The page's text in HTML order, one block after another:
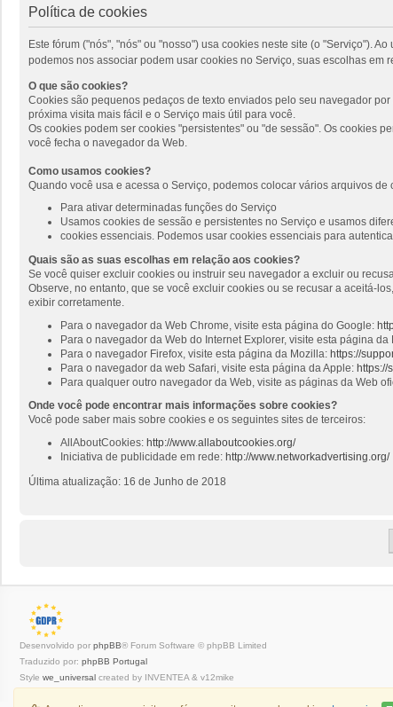
Política de cookies
Este fórum ("nós", "nós" ou "nosso") usa cookies neste site (o "Serviço").
podemos nos associar podem usar cookies no Serviço, suas escolhas em
O que são cookies?
Cookies são pequenos pedaços de texto enviados pelo seu navegador
próxima visita mais fácil e o Serviço mais útil para você.
Os cookies podem ser cookies "persistentes" ou "de sessão". Os cookies
você fecha o navegador da Web.
Como usamos cookies?
Quando você usa e acessa o Serviço, podemos colocar vários arquivos
Para ativar determinadas funções do Serviço
Usamos cookies de sessão e persistentes no Serviço e usamos
cookies essenciais. Podemos usar cookies essenciais para
Quais são as suas escolhas em relação aos cookies?
Se você quiser excluir cookies ou instruir seu navegador a excluir ou
Observe, no entanto, que se você excluir cookies ou se recusar a aceitá-
exibir corretamente.
Para o navegador da Web Chrome, visite esta página do Google:
Para o navegador da Web do Internet Explorer, visite esta página da
Para o navegador Firefox, visite esta página da Mozilla: https://
Para o navegador da web Safari, visite esta página da Apple: https://
Para qualquer outro navegador da Web, visite as páginas da Web
Onde você pode encontrar mais informações sobre cookies?
Você pode saber mais sobre cookies e os seguintes sites de terceiros:
AllAboutCookies: http://www.allaboutcookies.org/
Iniciativa de publicidade em rede: http://www.networkadvertising.org/
Última atualização: 16 de Junho de 2018
Desenvolvido por phpBB® Forum Software © phpBB Limited
Traduzido por: phpBB Portugal
Style we_universal created by INVENTEA & v12mike